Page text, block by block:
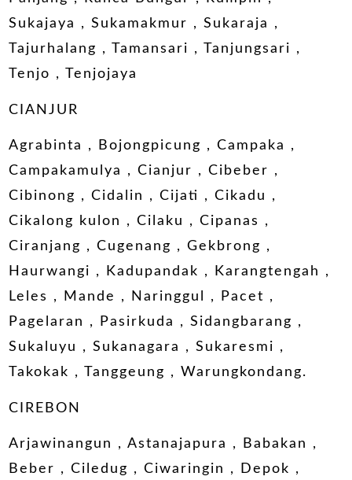
Sukajaya , Sukamakmur , Sukaraja ,
Tajurhalang , Tamansari , Tanjungsari ,
Tenjo , Tenjojaya
CIANJUR
Agrabinta , Bojongpicung , Campaka ,
Campakamulya , Cianjur , Cibeber ,
Cibinong , Cidalin , Cijati , Cikadu ,
Cikalong kulon , Cilaku , Cipanas ,
Ciranjang , Cugenang , Gekbrong ,
Haurwangi , Kadupandak , Karangtengah ,
Leles , Mande , Naringgul , Pacet ,
Pagelaran , Pasirkuda , Sidangbarang ,
Sukaluyu , Sukanagara , Sukaresmi ,
Takokak , Tanggeung , Warungkondang.
CIREBON
Arjawinangun , Astanajapura , Babakan ,
Beber , Ciledug , Ciwaringin , Depok ,